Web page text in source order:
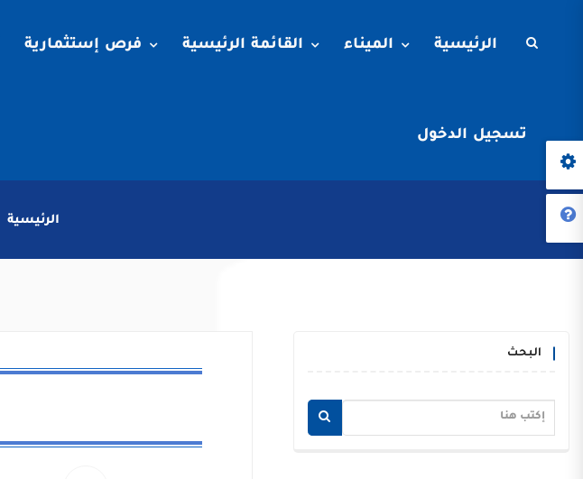
الرئيسية الميناء القائمة الرئيسية فرص إستثمارية
تسجيل الدخول
الرئيسية
البحث